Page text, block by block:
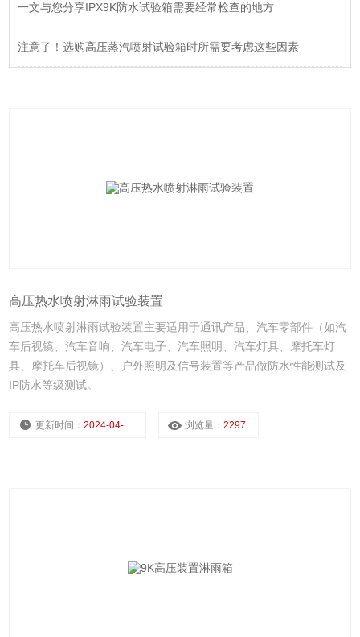
一文与您分享IPX9K防水试验箱需要经常检查的地方
注意了！选购高压蒸汽喷射试验箱时所需要考虑这些因素
高压热水喷射淋雨试验装置
高压热水喷射淋雨试验装置主要适用于通讯产品、汽车零部件（如汽
车后视镜、汽车音响、汽车电子、汽车照明、汽车灯具、摩托车灯
具、摩托车后视镜）、户外照明及信号装置等产品做防水性能测试及
IP防水等级测试。
更新时间：2024-04-12 浏览量：2297